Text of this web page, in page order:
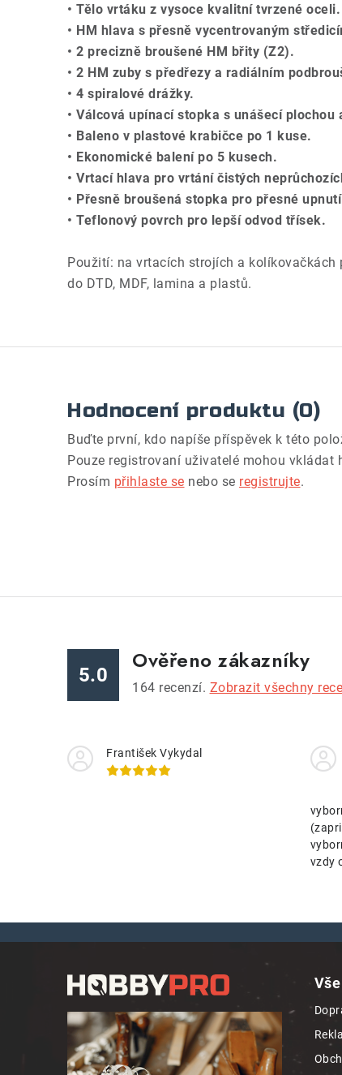
• Tělo vrtáku z vysoce kvalitní tvrzené oceli.
• HM hlava s přesně vycentrovaným
• 2 precizně broušené HM břity (Z2).
• 2 HM zuby s předřezy a radiálním
• 4 spiralové drážky.
• Válcová upínací stopka s unášecí
• Baleno v plastové krabičce po 1 kuse.
• Ekonomické balení po 5 kusech.
• Vrtací hlava pro vrtání čistých
• Přesně broušená stopka pro přesné
• Teflonový povrch pro lepší odvod třísek.
Použití: na vrtacích strojích a kolíkovačkách
do DTD, MDF, lamina a plastů.
Hodnocení produktu (0)
Buďte první, kdo napíše příspěvek k této
Pouze registrovaní uživatelé mohou vkládat
Prosím přihlaste se nebo se registrujte.
5.0
Ověřeno zákazníky
164 recenzí. Zobrazit všechny
František Vykydal
vzdy
Z